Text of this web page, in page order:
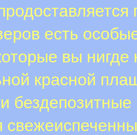
есть
вы
красной